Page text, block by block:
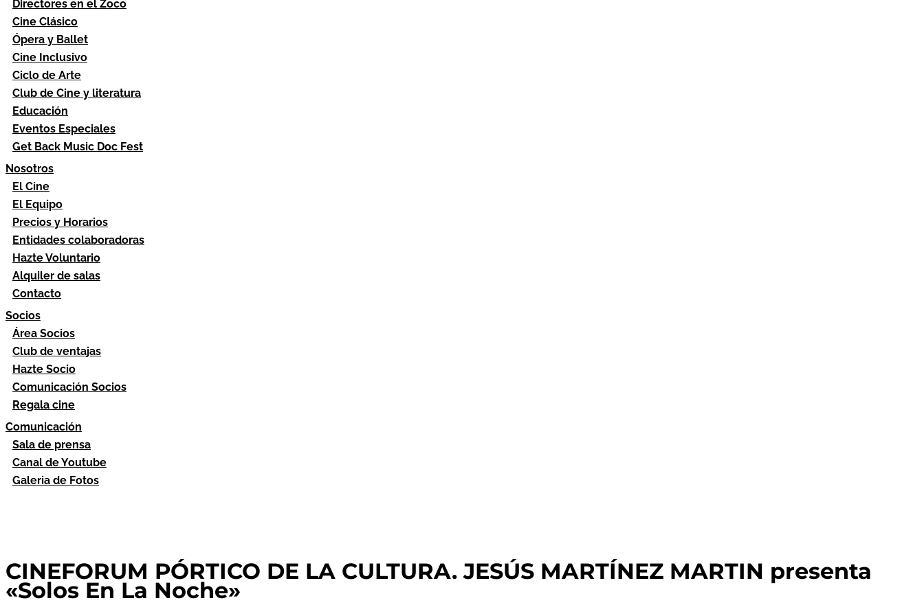
Directores en el Zoco
Cine Clásico
Ópera y Ballet
Cine Inclusivo
Ciclo de Arte
Club de Cine y literatura
Educación
Eventos Especiales
Get Back Music Doc Fest
Nosotros
El Cine
El Equipo
Precios y Horarios
Entidades colaboradoras
Hazte Voluntario
Alquiler de salas
Contacto
Socios
Área Socios
Club de ventajas
Hazte Socio
Comunicación Socios
Regala cine
Comunicación
Sala de prensa
Canal de Youtube
Galeria de Fotos
CINEFORUM PÓRTICO DE LA CULTURA. JESÚS MARTÍNEZ MARTIN presenta
«Solos En La Noche»